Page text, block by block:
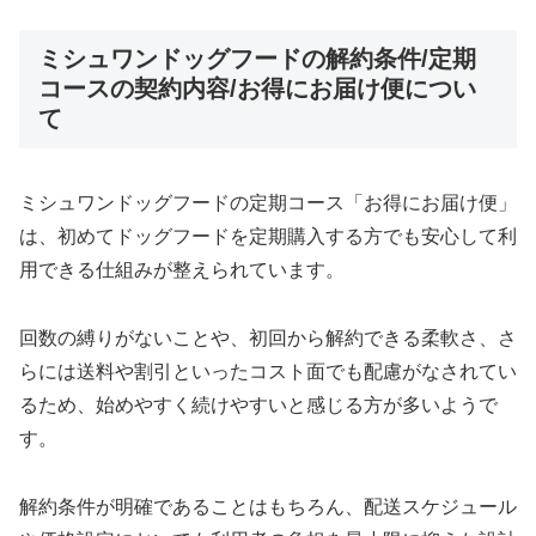
ミシュワンドッグフードの解約条件/定期
コースの契約内容/お得にお届け便につい
て
ミシュワンドッグフードの定期コース「お得にお届け便」
は、初めてドッグフードを定期購入する方でも安心して利
用できる仕組みが整えられています。
回数の縛りがないことや、初回から解約できる柔軟さ、さ
らには送料や割引といったコスト面でも配慮がなされてい
るため、始めやすく続けやすいと感じる方が多いようで
す。
解約条件が明確であることはもちろん、配送スケジュール